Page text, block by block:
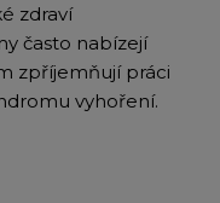
zdraví
často nabízejí
zpříjemňují práci
vyhoření.